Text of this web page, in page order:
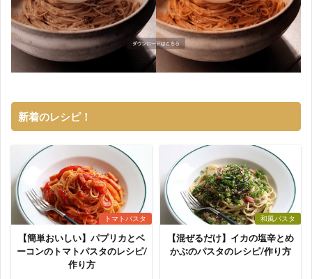
新着のレシピ！
トマトパスタ
【簡単おいしい】パプリカとベ
ーコンのトマトパスタのレシピ/
作り方
和風パスタ
【混ぜるだけ】イカの塩辛とめ
かぶのパスタのレシピ/作り方